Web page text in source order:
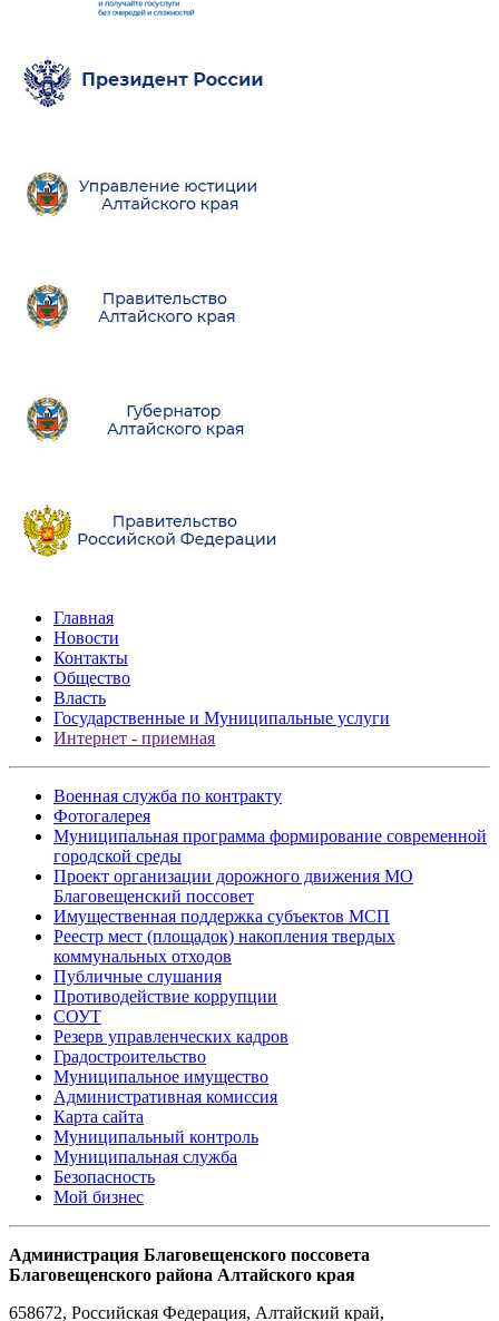
Главная
Новости
Контакты
Общество
Власть
Государственные и Муниципальные услуги
Интернет - приемная
Военная служба по контракту
Фотогалерея
Муниципальная программа формирование современной
городской среды
Проект организации дорожного движения МО
Благовещенский поссовет
Имущественная поддержка субъектов МСП
Реестр мест (площадок) накопления твердых
коммунальных отходов
Публичные слушания
Противодействие коррупции
СОУТ
Резерв управленческих кадров
Градостроительство
Муниципальное имущество
Административная комиссия
Карта сайта
Муниципальный контроль
Муниципальная служба
Безопасность
Мой бизнес
Администрация Благовещенского поссовета
Благовещенского района Алтайского края
658672, Российская Федерация, Алтайский край,